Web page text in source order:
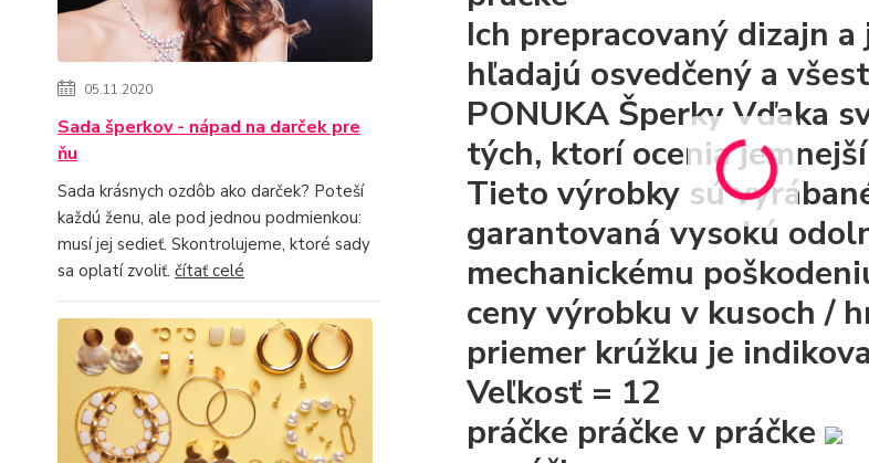
05.11.2020
Sada šperkov - nápad na darček pre
ňu
Sada krásnych ozdôb ako darček? Poteší
každú ženu, ale pod jednou podmienkou:
musí jej sedieť. Skontrolujeme, ktoré sady
sa oplatí zvoliť. čítať celé
Ich prepracovaný dizajn
hľadajú osvedčený a
PONUKA ŠperkyVďaka
tých, ktorí ocenia
Tieto výrobky sú
garantovaná vysokú
mechanickému
ceny výrobku v kusoch /
priemer krúžku je
Veľkosť = 12
práčke práčke v práčke